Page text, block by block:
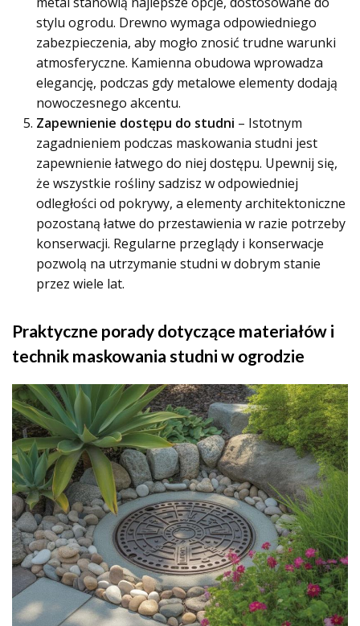
stylu ogrodu. Drewno wymaga odpowiedniego
zabezpieczenia, aby mogło znosić trudne warunki
atmosferyczne. Kamienna obudowa wprowadza
elegancję, podczas gdy metalowe elementy dodają
nowoczesnego akcentu.
Zapewnienie dostępu do studni – Istotnym
zagadnieniem podczas maskowania studni jest
zapewnienie łatwego do niej dostępu. Upewnij się,
że wszystkie rośliny sadzisz w odpowiedniej
odległości od pokrywy, a elementy architektoniczne
pozostaną łatwe do przestawienia w razie potrzeby
konserwacji. Regularne przeglądy i konserwacje
pozwolą na utrzymanie studni w dobrym stanie
przez wiele lat.
Praktyczne porady dotyczące materiałów i
technik maskowania studni w ogrodzie